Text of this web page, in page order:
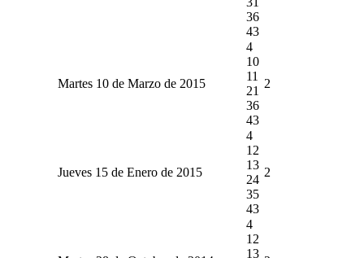
36
43
Martes 10 de Marzo de 2015
4
10
11
21
36
43
2
Jueves 15 de Enero de 2015
4
12
13
24
35
43
2
4
12
13